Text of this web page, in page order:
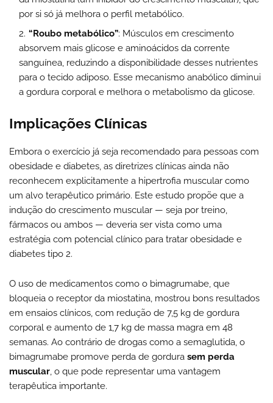
por si só já melhora o perfil metabólico.
“Roubo metabólico”: Músculos em crescimento
absorvem mais glicose e aminoácidos da corrente
sanguínea, reduzindo a disponibilidade desses nutrientes
para o tecido adiposo. Esse mecanismo anabólico diminui
a gordura corporal e melhora o metabolismo da glicose.
Implicações Clínicas
Embora o exercício já seja recomendado para pessoas com
obesidade e diabetes, as diretrizes clínicas ainda não
reconhecem explicitamente a hipertrofia muscular como
um alvo terapêutico primário. Este estudo propõe que a
indução do crescimento muscular — seja por treino,
fármacos ou ambos — deveria ser vista como uma
estratégia com potencial clínico para tratar obesidade e
diabetes tipo 2.
O uso de medicamentos como o bimagrumabe, que
bloqueia o receptor da miostatina, mostrou bons resultados
em ensaios clínicos, com redução de 7,5 kg de gordura
corporal e aumento de 1,7 kg de massa magra em 48
semanas. Ao contrário de drogas como a semaglutida, o
bimagrumabe promove perda de gordura sem perda
muscular, o que pode representar uma vantagem
terapêutica importante.